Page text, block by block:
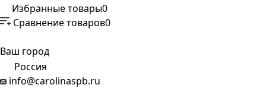
Избранные товары0
Сравнение товаров0
Ваш город
Россия
info@carolinaspb.ru